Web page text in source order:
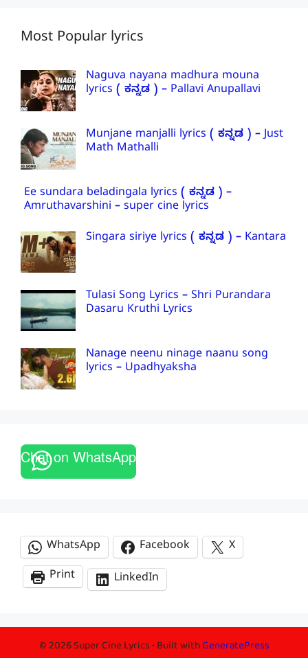
Most Popular lyrics
Naguva nayana madhura mouna
lyrics ( ಕನ್ನಡ ) – Pallavi Anupallavi
Munjane manjalli lyrics ( ಕನ್ನಡ ) – Just
Math Mathalli
Ee sundara beladingala lyrics ( ಕನ್ನಡ ) –
Amruthavarshini – super cine lyrics
Singara siriye lyrics ( ಕನ್ನಡ ) – Kantara
Tulasi Song Lyrics – Shri Purandara
Dasaru Kruthi Lyrics
Nanage neenu ninage naanu song
lyrics – Upadhyaksha
Chat on WhatsApp
WhatsApp Facebook
X
Print
LinkedIn
© 2026 Super Cine Lyrics• Built withGeneratePress